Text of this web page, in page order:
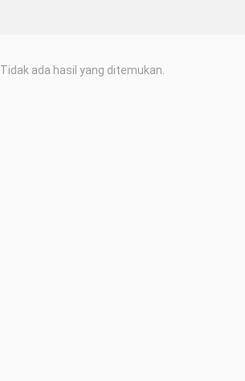
Tidak ada hasil yang ditemukan.